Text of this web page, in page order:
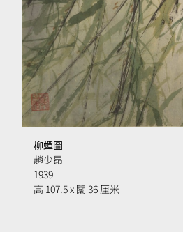
柳蟬圖
趙少昂
1939
高 107.5 x 闊 36 厘米